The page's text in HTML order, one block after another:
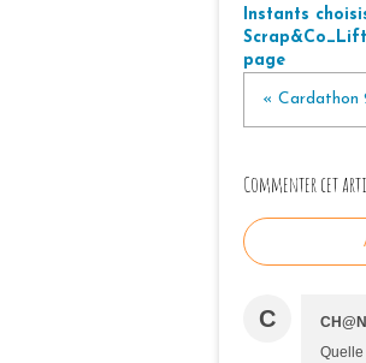
Instants
page
« Cardathon
Commenter cet
C